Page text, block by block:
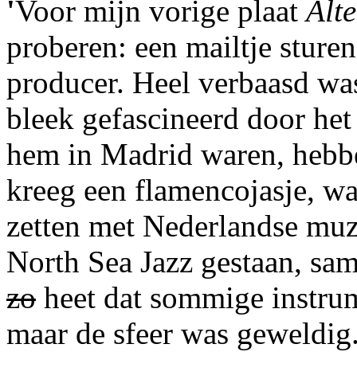
'Voor mijn vorige plaat
proberen: een mailtje
producer. Heel verbaasd
bleek gefascineerd door
hem in Madrid waren,
kreeg een flamencojasje,
zetten met Nederlandse
North Sea Jazz gestaan,
zo heet dat sommige
maar de sfeer was